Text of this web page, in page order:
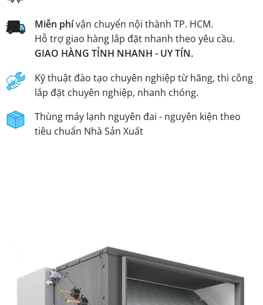
Miễn phívận chuyển nội thành TP. HCM.
Hỗ trợ giao hàng lắp đặt nhanh theo yêu cầu.
GIAO HÀNG TỈNH NHANH - UY TÍN.
Kỹ thuật đào tạo chuyên nghiệp từ hãng, thi công
lắp đặt chuyên nghiệp, nhanh chóng.
Thùng máy lạnh nguyên đai - nguyên kiện theo
tiêu chuẩn Nhà Sản Xuất